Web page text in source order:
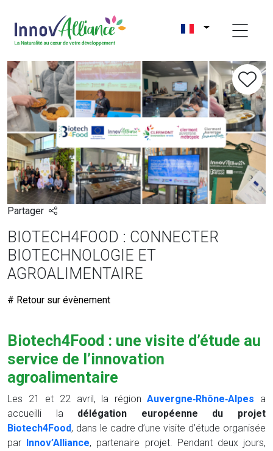
Partager
BIOTECH4FOOD : CONNECTER
BIOTECHNOLOGIE ET
AGROALIMENTAIRE
# Retour sur évènement
Biotech4Food : une visite d’étude au
service de l’innovation
agroalimentaire
Les 21 et 22 avril, la régionAuvergne‑Rhône‑Alpes a
accueilli la délégation européenne du projet
Biotech4Food, dans le cadre d’une visite d’étude organisée
par
Innov’Alliance, partenaire projet. Pendant deux jours,